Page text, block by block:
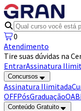
0
Atendimento
Tire suas dúvidas na
EntrarAssinatura
Concursos
Assinatura Ilimitada
OFFPósGraduaçãoOAB
Conteúdo Gratuito